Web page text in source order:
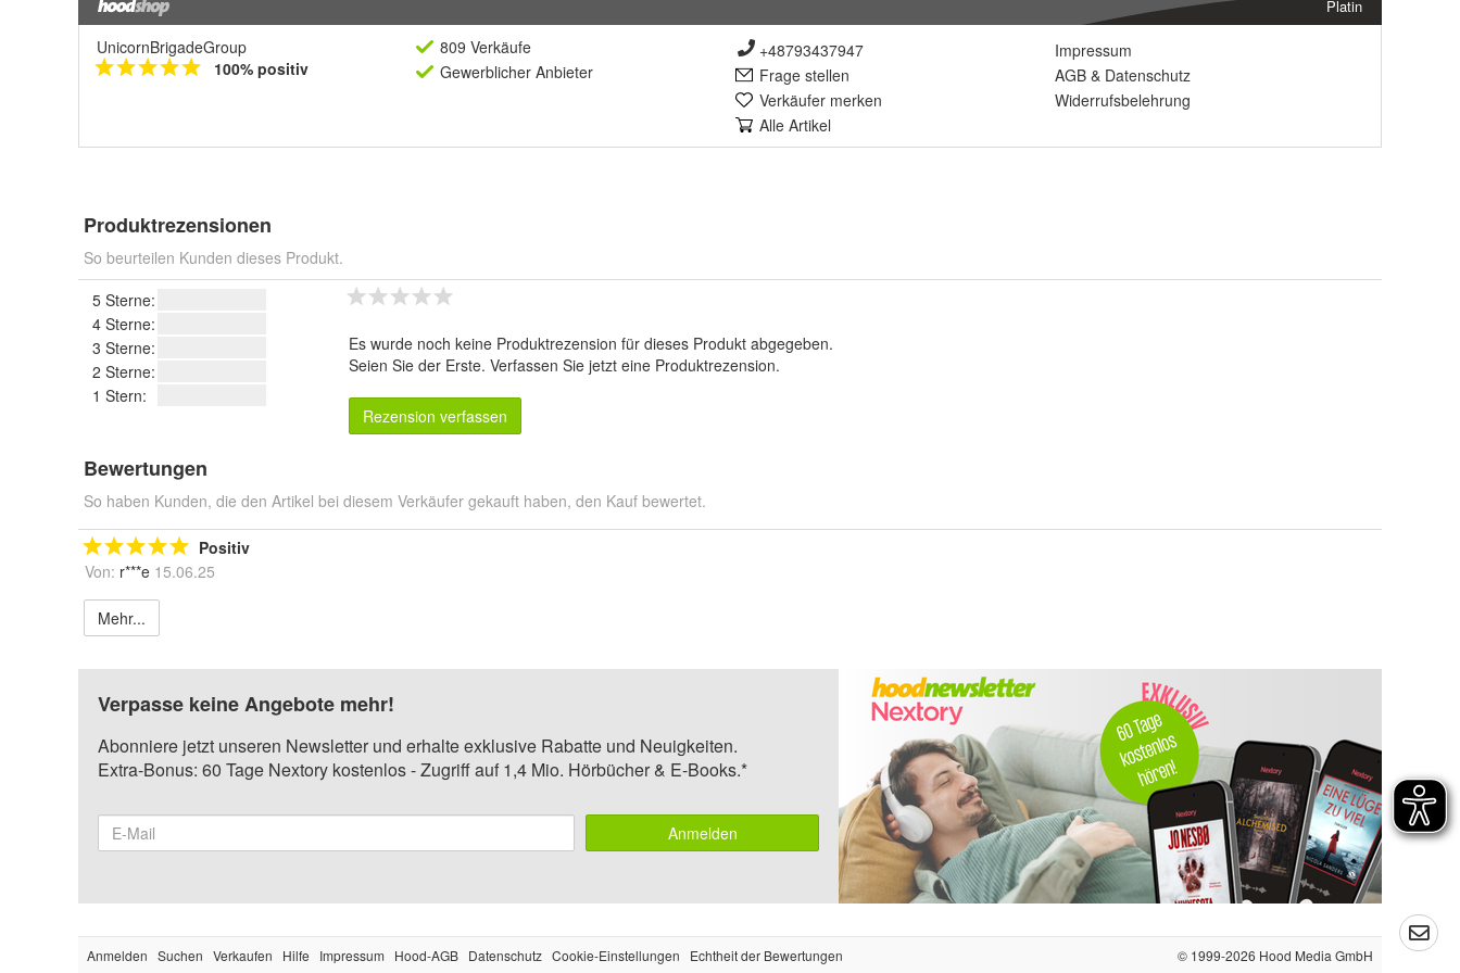
Platin
UnicornBrigadeGroup
100% positiv
809 Verkäufe
Gewerblicher Anbieter
+48793437947
Frage stellen
Verkäufer merken
Alle Artikel
Impressum
AGB & Datenschutz
Widerrufsbelehrung
Produktrezensionen
So beurteilen Kunden dieses Produkt.
5 Sterne:
4 Sterne:
3 Sterne:
2 Sterne:
1 Stern:
Es wurde noch keine Produktrezension für dieses Produkt abgegeben.
Seien Sie der Erste. Verfassen Sie jetzt eine Produktrezension.
Rezension verfassen
Bewertungen
So haben Kunden, die den Artikel bei diesem Verkäufer gekauft haben, den Kauf bewertet.
Positiv
Von: r***e 15.06.25
Mehr...
Verpasse keine Angebote mehr!
Abonniere jetzt unseren Newsletter und erhalte exklusive Rabatte und Neuigkeiten.
Extra-Bonus: 60 Tage Nextory kostenlos - Zugriff auf 1,4 Mio. Hörbücher & E-Books.*
Anmelden
Anmelden Suchen Verkaufen Hilfe Impressum Hood-AGB Datenschutz Cookie-Einstellungen Echtheit der Bewertungen © 1999-2026 Hood Media GmbH